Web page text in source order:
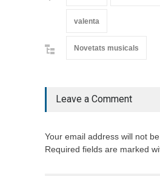
valenta
Novetats musicals
Leave a Comment
Your email address will not be
Required fields are marked